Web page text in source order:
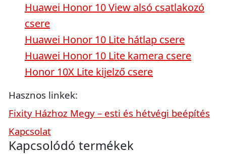
Huawei Honor 10 View alsó csatlakozó
csere
Huawei Honor 10 Lite hátlap csere
Huawei Honor 10 Lite kamera csere
Honor 10X Lite kijelző csere
Hasznos linkek:
Fixity Házhoz Megy – esti és hétvégi beépítés
Kapcsolat
Kapcsolódó termékek